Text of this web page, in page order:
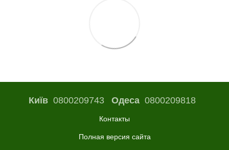
Київ0800209743 Одеса0800209818
Контакты
Полная версия сайта